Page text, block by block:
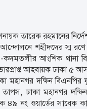
তারেক রহমানের
আন্দোলনে শহীদদের স্ম
আংশিক থানা
আহবায়ক ঢাকা ৫
মহানগর দক্ষিন
ঢাকা মহানগর
৪৯ নং ওয়ার্ডের সাবেক